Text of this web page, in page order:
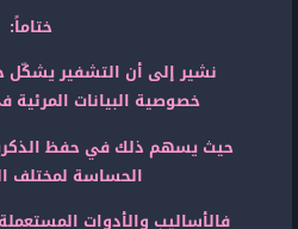
ختاماً:
نشير إلى أن التشفير يشكّل
خصوصية البيانات
حيث يسهم ذلك في حفظ
الحساسة لمختلف
فالأساليب والأدوات